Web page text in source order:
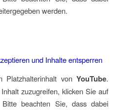
werden.
und Inhalte entsperren
Platzhalterinhalt vonYouTube.
zuzugreifen, klicken Sie auf
beachten Sie, dass dabei